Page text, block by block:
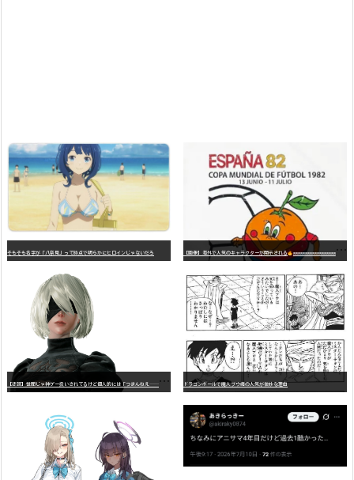
そもそも名字が「八奈見」って時点で明らかにヒロインじゃないだろ 【画像】海外で人気のキャラクターが開示される wwwwwwwwwwwwwwwwwwwwwwwwwwwwwwwwwwwwwwwwwwwwwwwww
【
悲報】世間じゃ神ゲー扱いされてるけど個人的には「つまんねえ……」と思ったゲーム挙げてけ ドラゴンボールで魔人ブウ編の人気が微妙な理由